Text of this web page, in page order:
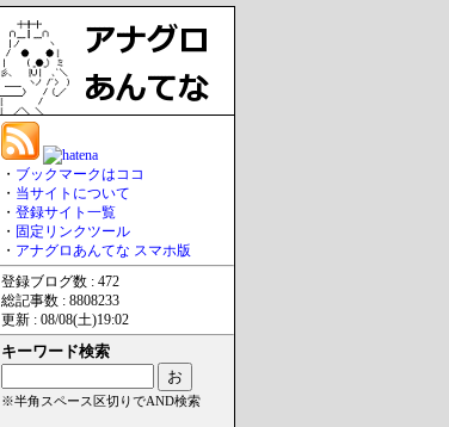
・ ブックマークはココ
・ 当サイトについて
・ 登録サイト一覧
・ 固定リンクツール
・ アナグロあんてな スマホ版
登録ブログ数 : 472
総記事数 : 8808233
更新 : 08/08(土)19:02
キーワード検索
※半角スペース区切りでAND検索